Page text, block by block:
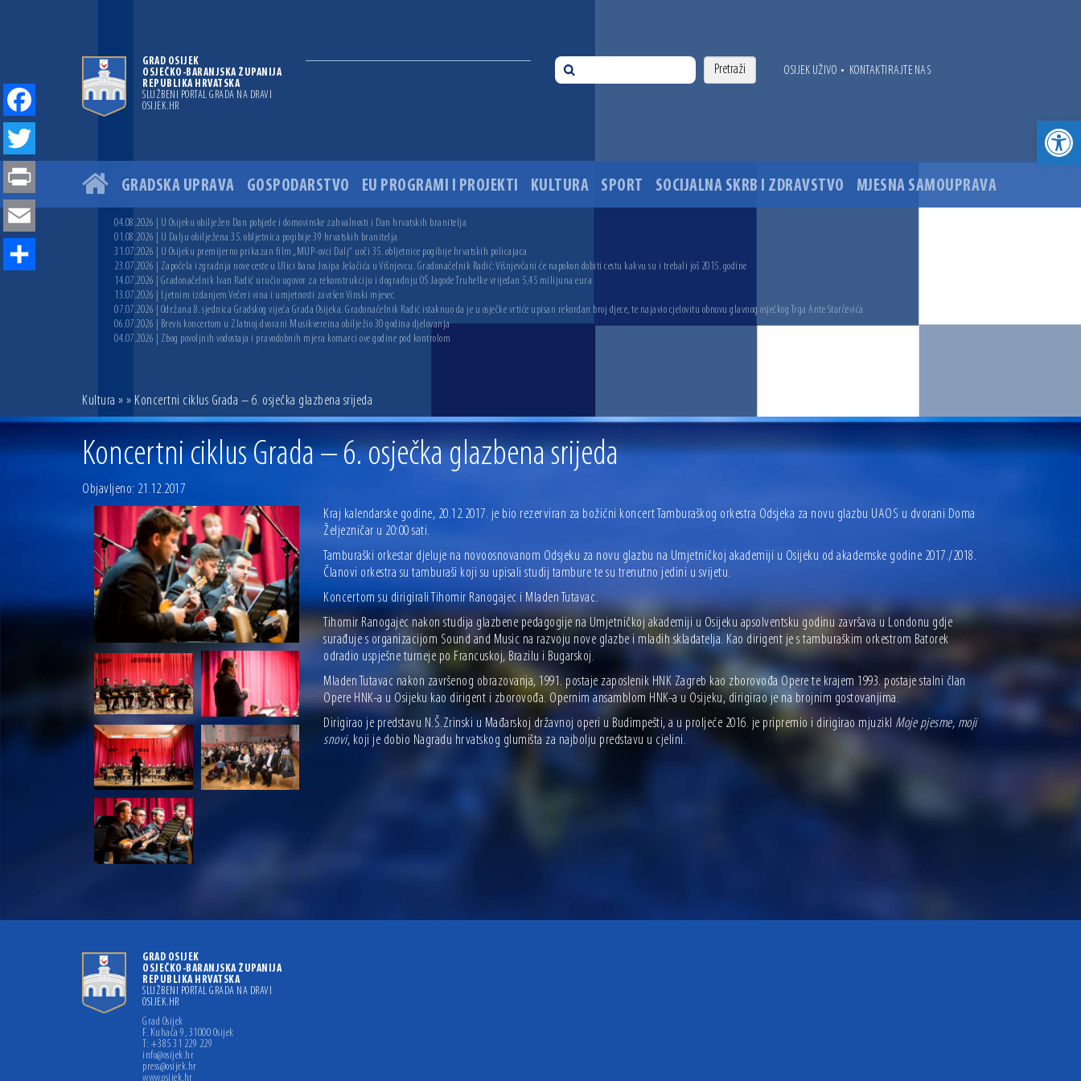
GRAD OSIJEK
OSJEČKO-BARANJSKA ŽUPANIJA
REPUBLIKA HRVATSKA
SLUŽBENI PORTAL GRADA NA DRAVI
OSIJEK.HR
OSIJEK UŽIVO • KONTAKTIRAJTE NAS
GRADSKA UPRAVA GOSPODARSTVO EU PROGRAMI I PROJEKTI KULTURA SPORT SOCIJALNA SKRB I ZDRAVSTVO MJESNA SAMOUPRAVA
04.08.2026 | U Osijeku obilježen Dan pobjede i domovinske zahvalnosti i Dan hrvatskih branitelja
01.08.2026 | U Dalju obilježena 35. obljetnica pogibije 39 hrvatskih branitelja
31.07.2026 | U Osijeku premijerno prikazan film „MUP-ovci Dalj“ uoči 35. obljetnice pogibije hrvatskih policajaca
23.07.2026 | Započela izgradnja nove ceste u Ulici bana Josipa Jelačića u Višnjevcu. Gradonačelnik Radić: Višnjevčani će napokon dobiti cestu kakvu su i trebali još 2015. godine
14.07.2026 | Gradonačelnik Ivan Radić uručio ugovor za rekonstrukciju i dogradnju OŠ Jagode Truhelke vrijedan 5,45 milijuna eura
13.07.2026 | Ljetnim izdanjem Večeri vina i umjetnosti završen Vinski mjesec
07.07.2026 | Održana 8. sjednica Gradskog vijeća Grada Osijeka. Gradonačelnik Radić istaknuo da je u osječke vrtiće upisan rekordan broj djece, te najavio cjelovitu obnovu glavnog osječkog Trga Ante Starčevića
06.07.2026 | Brevis koncertom u Zlatnoj dvorani Musikvereina obilježio 30 godina djelovanja
04.07.2026 | Zbog povoljnih vodostaja i pravodobnih mjera komarci ove godine pod kontrolom
Kultura » » Koncertni ciklus Grada – 6. osječka glazbena srijeda
Koncertni ciklus Grada – 6. osječka glazbena srijeda
Objavljeno: 21.12.2017
Kraj kalendarske godine, 20.12.2017. je bio rezerviran za božićni koncert Tamburaškog orkestra Odsjeka za novu glazbu UAOS u dvorani Doma
Željezničar u 20:00 sati.
Tamburaški orkestar djeluje na novoosnovanom Odsjeku za novu glazbu na Umjetničkoj akademiji u Osijeku od akademske godine 2017./2018.
Članovi orkestra su tamburaši koji su upisali studij tambure te su trenutno jedini u svijetu.
Koncertom su dirigirali Tihomir Ranogajec i Mladen Tutavac.
Tihomir Ranogajec nakon studija glazbene pedagogije na Umjetničkoj akademiji u Osijeku apsolventsku godinu završava u Londonu gdje
surađuje s organizacijom Sound and Music na razvoju nove glazbe i mladih skladatelja. Kao dirigent je s tamburaškim orkestrom Batorek
odradio uspješne turneje po Francuskoj, Brazilu i Bugarskoj.
Mladen Tutavac nakon završenog obrazovanja, 1991. postaje zaposlenik HNK Zagreb kao zborovođa Opere te krajem 1993. postaje stalni član
Opere HNK-a u Osijeku kao dirigent i zborovođa. Opernim ansamblom HNK-a u Osijeku, dirigirao je na brojnim gostovanjima.
Dirigirao je predstavu N.Š.Zrinski u Mađarskoj državnoj operi u Budimpešti, a u proljeće 2016. je pripremio i dirigirao mjuzikl Moje pjesme, moji
snovi, koji je dobio Nagradu hrvatskog glumišta za najbolju predstavu u cjelini.
GRAD OSIJEK
OSJEČKO-BARANJSKA ŽUPANIJA
REPUBLIKA HRVATSKA
SLUŽBENI PORTAL GRADA NA DRAVI
OSIJEK.HR
Grad Osijek
F. Kuhača 9, 31000 Osijek
T: +385 31 229 229
info@osijek.hr
press@osijek.hr
www.osijek.hr
Facebook
Twitter
Print
Email